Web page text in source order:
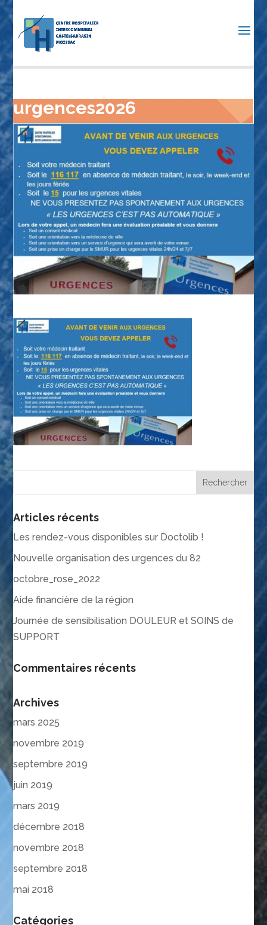
urgences2026
Articles récents
Les rendez-vous disponibles sur Doctolib !
Nouvelle organisation des urgences du 82
octobre_rose_2022
Aide financière de la région
Journée de sensibilisation DOULEUR et SOINS de
SUPPORT
Commentaires récents
Archives
mars 2025
novembre 2019
septembre 2019
juin 2019
mars 2019
décembre 2018
novembre 2018
septembre 2018
mai 2018
Catégories